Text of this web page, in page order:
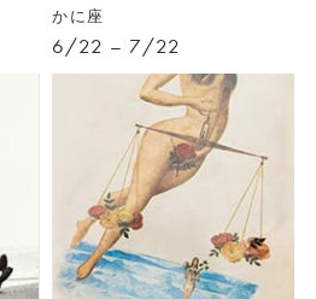
かに座
6/22 – 7/22